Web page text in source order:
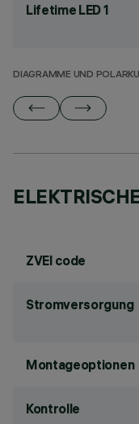
Lifetime LED 1
DIAGRAMME UND
ZVEI code
Stromversorgung
Montageoptionen
Kontrolle